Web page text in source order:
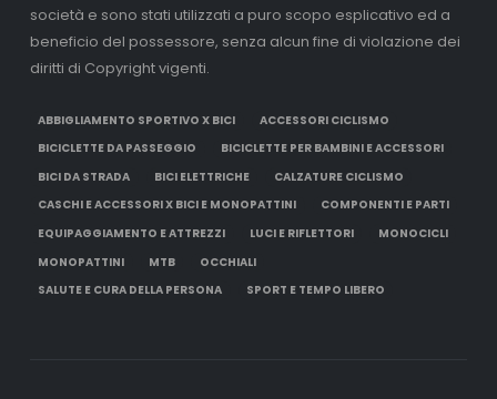
società e sono stati utilizzati a puro scopo esplicativo ed a
beneficio del possessore, senza alcun fine di violazione dei
diritti di Copyright vigenti.
ABBIGLIAMENTO SPORTIVO X BICI
ACCESSORI CICLISMO
BICICLETTE DA PASSEGGIO
BICICLETTE PER BAMBINI E ACCESSORI
BICI DA STRADA
BICI ELETTRICHE
CALZATURE CICLISMO
CASCHI E ACCESSORI X BICI E MONOPATTINI
COMPONENTI E PARTI
EQUIPAGGIAMENTO E ATTREZZI
LUCI E RIFLETTORI
MONOCICLI
MONOPATTINI
MTB
OCCHIALI
SALUTE E CURA DELLA PERSONA
SPORT E TEMPO LIBERO